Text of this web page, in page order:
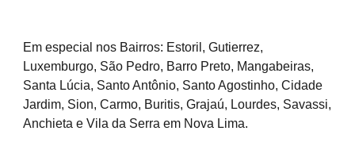
Em especial nos Bairros: Estoril, Gutierrez,
Luxemburgo, São Pedro, Barro Preto, Mangabeiras,
Santa Lúcia, Santo Antônio, Santo Agostinho, Cidade
Jardim, Sion, Carmo, Buritis, Grajaú, Lourdes, Savassi,
Anchieta e Vila da Serra em Nova Lima.